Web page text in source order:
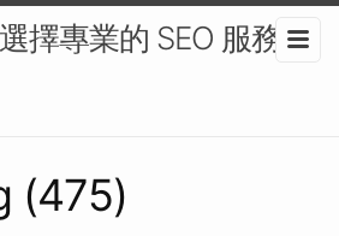
擇專業的 SEO 服務 -
(475)